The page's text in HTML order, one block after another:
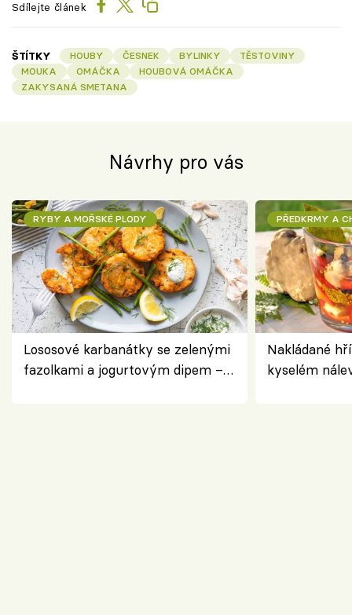
Sdílejte článek
ŠTÍTKY HOUBY ČESNEK BYLINKY
TĚSTOVINY
MOUKA
OMÁČKA
HOUBOVÁ OMÁČKA
ZAKYSANÁ SMETANA
Návrhy pro vás
RYBY A MOŘSKÉ PLODY
Lososové karbanátky se zelenými
fazolkami a jogurtovým dipem –
PŘEDKRMY A
Nakládané
kyselém